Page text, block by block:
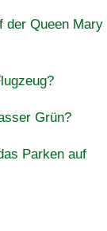
der Queen Mary
Grün?
Parken auf